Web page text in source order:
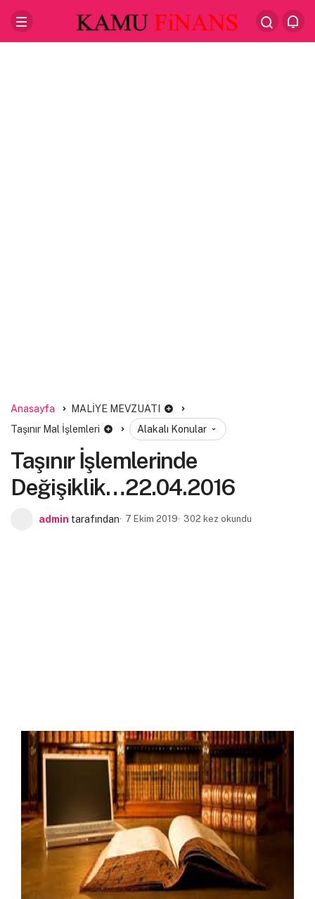
Anasayfa
MALİYE MEVZUATI
Taşınır Mal İşlemleri
Alakalı Konular
Taşınır İşlemlerinde
Değişiklik…22.04.2016
admin tarafından 7 Ekim 2019 302 kez okundu